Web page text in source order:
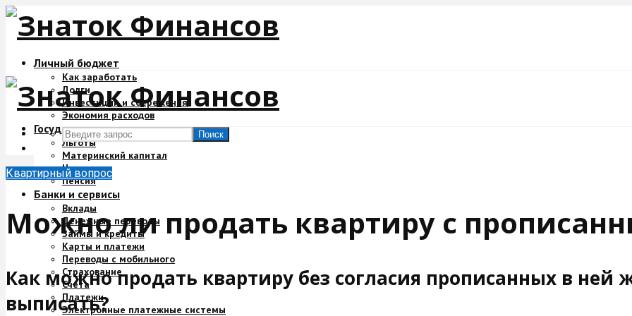
Личный бюджет
Как заработать
Долги
Инвестиции и сбережения
Экономия расходов
Государство и деньги
Льготы
Материнский капитал
Налоги
Пенсия
Банки и сервисы
Вклады
Денежные переводы
Займы и кредиты
Карты и платежи
Переводы с мобильного
Страхование
Счета
Платежи
Электронные платежные системы
Поиск
Квартирный вопрос
Можно ли продать квартиру с
Как можно продать квартиру без согласия прописанных в ней
выписать?